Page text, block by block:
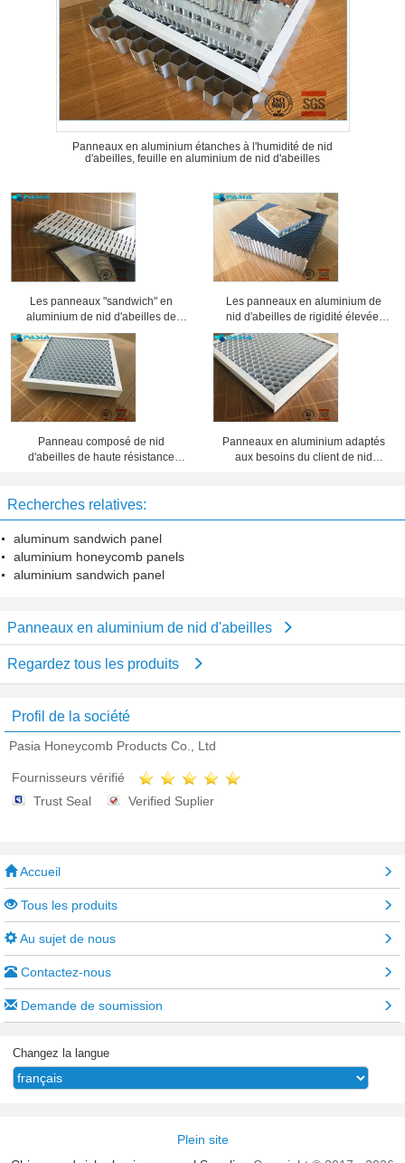
Panneaux en aluminium étanches à l'humidité de nid
d'abeilles, feuille en aluminium de nid d'abeilles
Les panneaux "sandwich" en
aluminium de nid d'abeilles de
preuve saine ont usiné la
préparation de surface
Les panneaux en aluminium de
nid d'abeilles de rigidité élevée,
âme en nid d'abeilles lambrisse 25
millimètres d'épaisseur
Panneau composé de nid
d'abeilles de haute résistance
Panneaux en aluminium adaptés
aux besoins du client de nid
Recherches relatives:
aluminum sandwich panel
aluminium honeycomb panels
aluminium sandwich panel
Panneaux en aluminium de nid d'abeilles
Regardez tous les produits
Profil de la société
Pasia Honeycomb Products Co., Ltd
Fournisseurs vérifié
Trust Seal
Verified Suplier
Accueil
Tous les produits
Au sujet de nous
Contactez-nous
Demande de soumission
Changez la langue
Plein site